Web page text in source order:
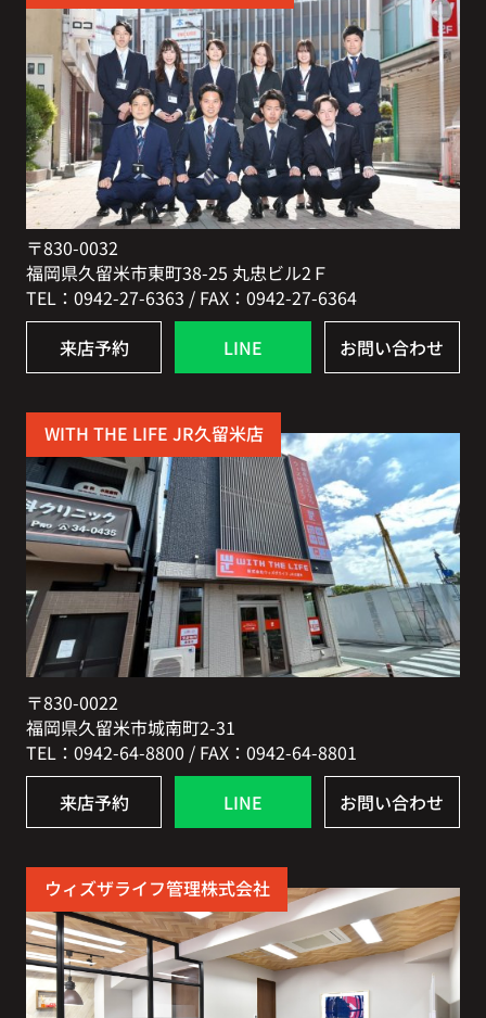
〒830-0032
福岡県久留米市東町38-25 丸忠ビル2Ｆ
TEL：0942-27-6363 / FAX：0942-27-6364
来店予約 LINE お問い合わせ
WITH THE LIFE JR久留米店
〒830-0022
福岡県久留米市城南町2-31
TEL：0942-64-8800 / FAX：0942-64-8801
来店予約 LINE お問い合わせ
ウィズザライフ管理株式会社